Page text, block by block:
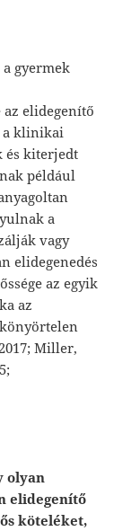
gyermek
elidegenítő
a klinikai
és kiterjedt
például
a
vagy
elidegenedés
az egyik
az
Miller,
olyan
elidegenítő
köteléket,